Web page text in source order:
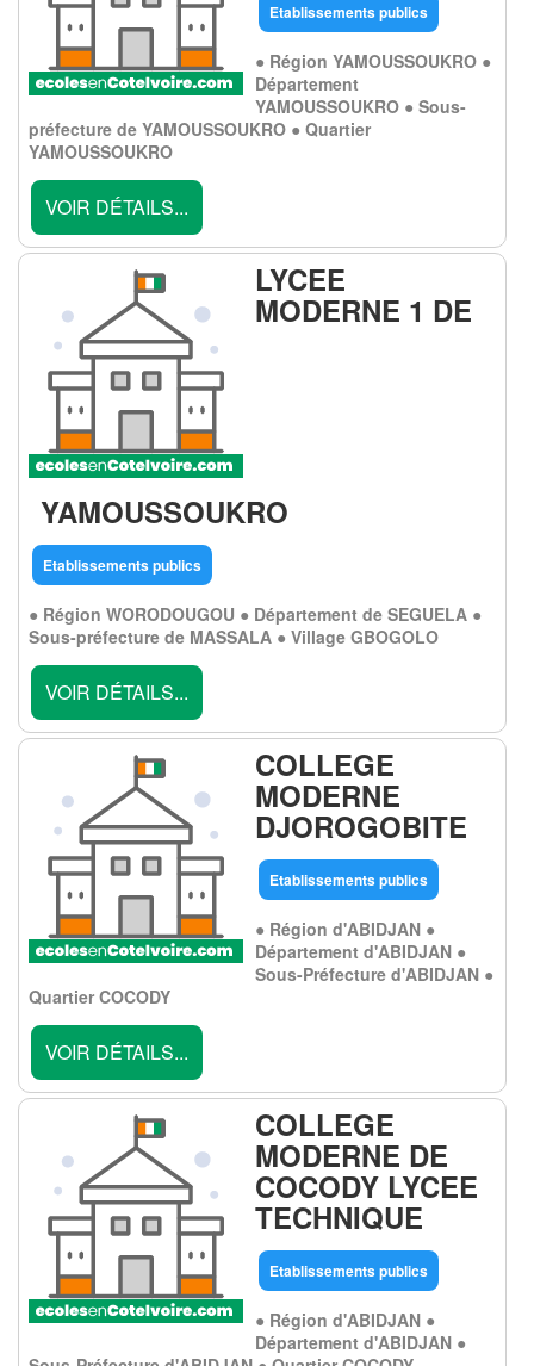
Etablissements publics
● Région YAMOUSSOUKRO ●
Département
YAMOUSSOUKRO ● Sous-
préfecture de YAMOUSSOUKRO ● Quartier
YAMOUSSOUKRO
VOIR DÉTAILS...
LYCEE
MODERNE 1 DE
YAMOUSSOUKRO
Etablissements publics
● Région WORODOUGOU ● Département de SEGUELA ●
Sous-préfecture de MASSALA ● Village GBOGOLO
VOIR DÉTAILS...
COLLEGE
MODERNE
DJOROGOBITE
Etablissements publics
● Région d'ABIDJAN ●
Département d'ABIDJAN ●
Sous-Préfecture d'ABIDJAN ●
Quartier COCODY
VOIR DÉTAILS...
COLLEGE
MODERNE DE
COCODY LYCEE
TECHNIQUE
Etablissements publics
● Région d'ABIDJAN ●
Département d'ABIDJAN ●